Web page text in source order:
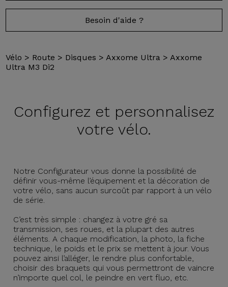
Besoin d'aide ?
Vélo > Route > Disques > Axxome Ultra > Axxome
Ultra M3 Di2
Configurez et personnalisez
votre vélo.
Notre Configurateur vous donne la possibilité de
définir vous-même l’équipement et la décoration de
votre vélo, sans aucun surcoût par rapport à un vélo
de série.
C’est très simple : changez à votre gré sa
transmission, ses roues, et la plupart des autres
éléments. A chaque modification, la photo, la fiche
technique, le poids et le prix se mettent à jour. Vous
pouvez ainsi l’alléger, le rendre plus confortable,
choisir des braquets qui vous permettront de vaincre
n’importe quel col, le peindre en vert fluo, etc.